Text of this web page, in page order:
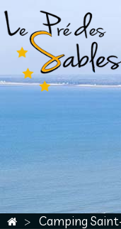
Camping